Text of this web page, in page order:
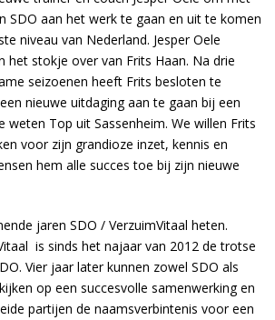
SDO aan het werk te gaan en uit te komen
niveau van Nederland. Jesper Oele
het stokje over van Frits Haan. Na drie
seizoenen heeft Frits besloten te
nieuwe uitdaging aan te gaan bij een
weten Top uit Sassenheim. We willen Frits
voor zijn grandioze inzet, kennis en
hem alle succes toe bij zijn nieuwe
jaren SDO / VerzuimVitaal heten.
is sinds het najaar van 2012 de trotse
Vier jaar later kunnen zowel SDO als
op een succesvolle samenwerking en
partijen de naamsverbintenis voor een